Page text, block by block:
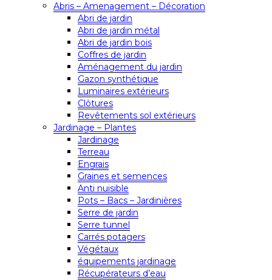
Abris – Amenagement – Décoration
Abri de jardin
Abri de jardin métal
Abri de jardin bois
Coffres de jardin
Aménagement du jardin
Gazon synthétique
Luminaires extérieurs
Clôtures
Revêtements sol extérieurs
Jardinage – Plantes
Jardinage
Terreau
Engrais
Graines et semences
Anti nuisible
Pots – Bacs – Jardinières
Serre de jardin
Serre tunnel
Carrés potagers
Végétaux
équipements jardinage
Récupérateurs d’eau